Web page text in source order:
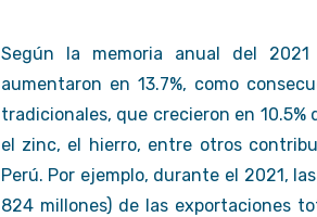
Según la memoria anual del
aumentaron en 13.7%, como
tradicionales, que crecieron en
el zinc, el hierro, entre otros
Perú. Por ejemplo, durante el 2021,
824 millones) de las exportaciones